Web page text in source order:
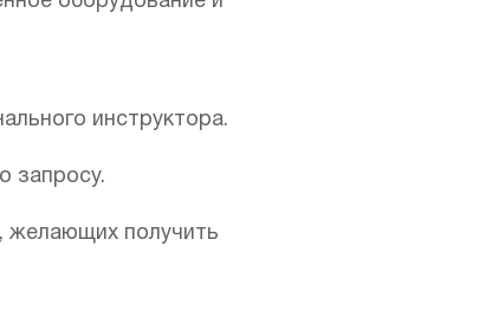
инструктора.
запросу.
желающих получить